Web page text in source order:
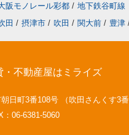
阪モノレール彩都 / 地下鉄谷町線
田 / 摂津市 / 吹田 / 関大前 / 豊津
・不動産屋はミライズ
日町3番108号 （吹田さんくす3番
06-6381-5060